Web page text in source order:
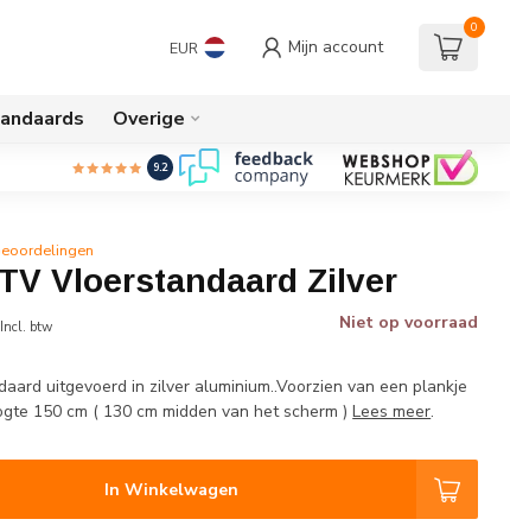
EUR Mijn account
0
Overige
9.2
Vloerstandaard Zilver
Incl. btw Niet op voorraad
uitgevoerd in zilver aluminium..Voorzien van een plankje
150 cm ( 130 cm midden van het scherm )Lees meer.
In Winkelwagen